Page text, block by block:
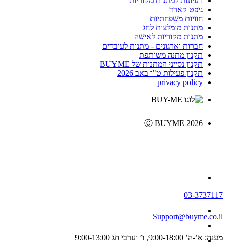
גיפט קארד
חוויות משפחתיות
מתנות מומלצות לחג
מתנות מקוריות לאישה
חברות וארגונים - מתנות לעובדים
תקנון מתנה משותפת
תקנון נסייני המתנות של BUYME
תקנון פעילות ט"ו באב 2026
privacy policy
Ⓒ BUYME 2026
03-3737117
Support@buyme.co.il
מענה: א’-ה’ 9:00-18:00, ו’ וערבי חג 9:00-13:00